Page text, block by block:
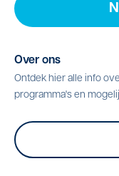
Over ons
Ontdek hier alle info
programma's en